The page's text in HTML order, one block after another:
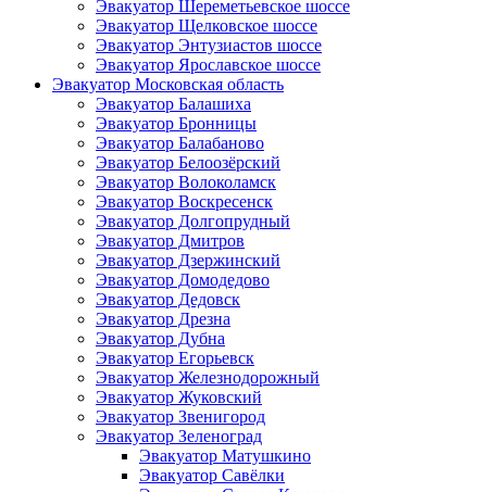
Эвакуатор Шереметьевское шоссе
Эвакуатор Щелковское шоссе
Эвакуатор Энтузиастов шоссе
Эвакуатор Ярославское шоссе
Эвакуатор Московская область
Эвакуатор Балашиха
Эвакуатор Бронницы
Эвакуатор Балабаново
Эвакуатор Белоозёрский
Эвакуатор Волоколамск
Эвакуатор Воскресенск
Эвакуатор Долгопрудный
Эвакуатор Дмитров
Эвакуатор Дзержинский
Эвакуатор Домодедово
Эвакуатор Дедовск
Эвакуатор Дрезна
Эвакуатор Дубна
Эвакуатор Егорьевск
Эвакуатор Железнодорожный
Эвакуатор Жуковский
Эвакуатор Звенигород
Эвакуатор Зеленоград
Эвакуатор Матушкино
Эвакуатор Савёлки